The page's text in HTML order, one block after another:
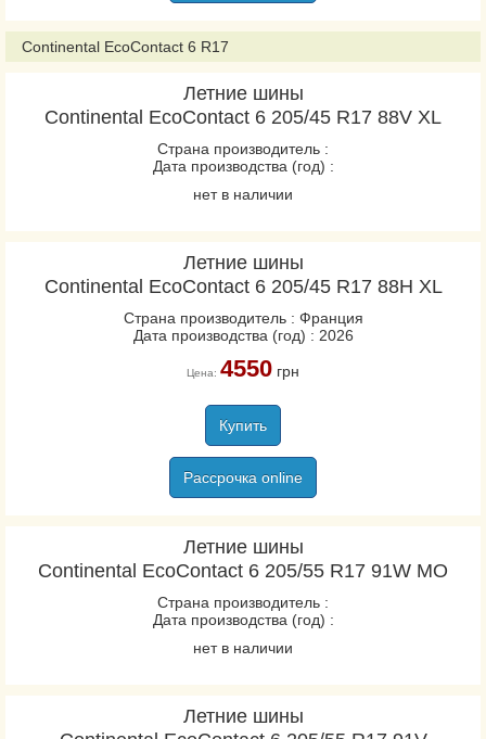
Continental EcoContact 6 R17
Летние шины
Continental EcoContact 6 205/45 R17 88V XL
Страна производитель :
Дата производства (год) :
нет в наличии
Летние шины
Continental EcoContact 6 205/45 R17 88H XL
Страна производитель : Франция
Дата производства (год) : 2026
Цена: 4550грн
Купить
Рассрочка online
Летние шины
Continental EcoContact 6 205/55 R17 91W MO
Страна производитель :
Дата производства (год) :
нет в наличии
Летние шины